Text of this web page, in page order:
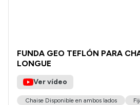
FUNDA GEO TEFLÓN PARA
LONGUE
Ver vídeo
Chaise Disponible en ambos lados